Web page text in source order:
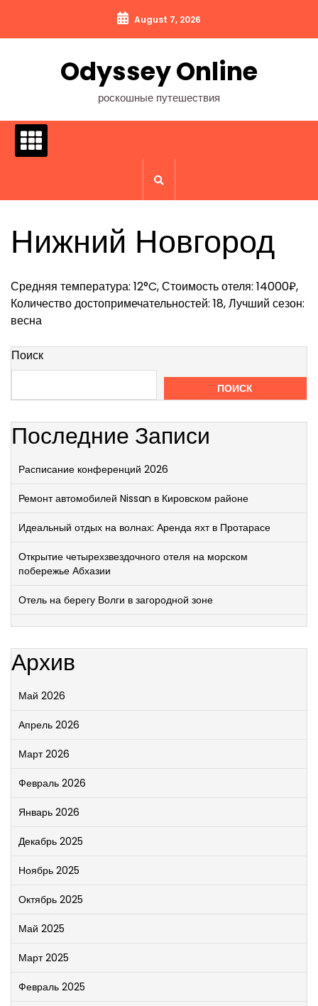
содержимому
August 7, 2026
Odyssey Online
роскошные путешествия
Нижний Новгород
Средняя температура: 12°C, Стоимость отеля: 14000₽,
Количество достопримечательностей: 18, Лучший сезон:
весна
Поиск
ПОИСК
Последние Записи
Расписание конференций 2026
Ремонт автомобилей Nissan в Кировском районе
Идеальный отдых на волнах: Аренда яхт в Протарасе
Открытие четырехзвездочного отеля на морском
побережье Абхазии
Отель на берегу Волги в загородной зоне
Архив
Май 2026
Апрель 2026
Март 2026
Февраль 2026
Январь 2026
Декабрь 2025
Ноябрь 2025
Октябрь 2025
Май 2025
Март 2025
Февраль 2025